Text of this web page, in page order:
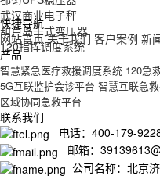
武汉商业电子秤
葫芦岛干式变压器
120指挥调度系统
快捷导航
网站首页 关于我们 客户案例 新
产品
智慧紧急医疗救援调度系统 120急
5G互联监护会诊平台 智慧互联急
区域协同急救平台
联系我们
电话：400-179-
邮箱：
公司名称：北京